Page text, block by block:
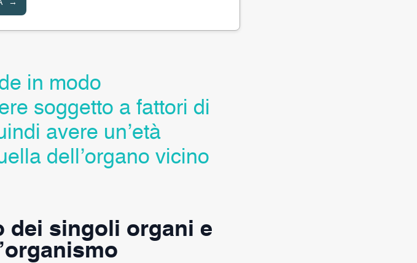
in modo
soggetto a fattori di
avere un’età
dell’organo vicino
dei singoli organi e